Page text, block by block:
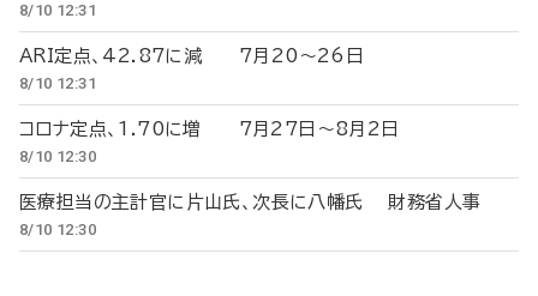
8/10 12:31
ARI定点、42.87に減 7月20～26日
8/10 12:31
コロナ定点、1.70に増 7月27日～8月2日
8/10 12:30
医療担当の主計官に片山氏、次長に八幡氏 財務省人事
8/10 12:30